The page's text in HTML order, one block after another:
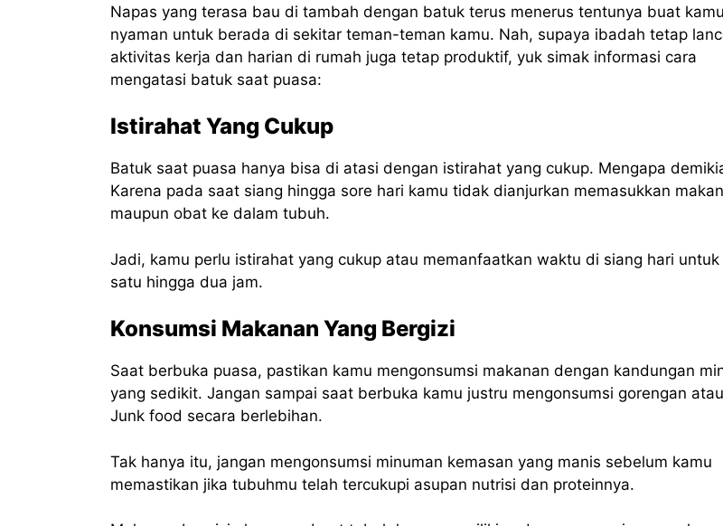
Napas yang terasa bau di tambah dengan batuk terus menerus tentunya buat
nyaman untuk berada di sekitar teman-teman kamu. Nah, supaya ibadah tetap
aktivitas kerja dan harian di rumah juga tetap produktif, yuk simak informasi cara
mengatasi batuk saat puasa:
Istirahat Yang Cukup
Batuk saat puasa hanya bisa di atasi dengan istirahat yang cukup. Mengapa
Karena pada saat siang hingga sore hari kamu tidak dianjurkan memasukkan
maupun obat ke dalam tubuh.
Jadi, kamu perlu istirahat yang cukup atau memanfaatkan waktu di siang hari
satu hingga dua jam.
Konsumsi Makanan Yang Bergizi
Saat berbuka puasa, pastikan kamu mengonsumsi makanan dengan kandungan
yang sedikit. Jangan sampai saat berbuka kamu justru mengonsumsi gorengan
Junk food secara berlebihan.
Tak hanya itu, jangan mengonsumsi minuman kemasan yang manis sebelum kamu
memastikan jika tubuhmu telah tercukupi asupan nutrisi dan proteinnya.